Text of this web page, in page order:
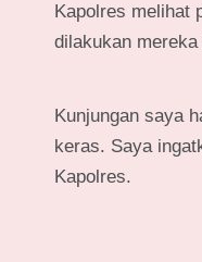
Kapolres melihat
dilakukan
Kunjungan saya
keras. Saya
Kapolres.